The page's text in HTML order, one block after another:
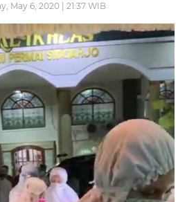
May 6, 2020 | 21:37 WIB